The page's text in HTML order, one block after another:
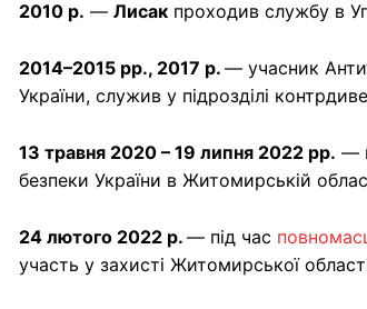
2010 р. — Лисак проходив службу в
2014–2015 рр., 2017 р. — учасник
України, служив у підрозділі
13 травня 2020 – 19 липня 2022 рр. —
безпеки України в Житомирській
24 лютого 2022 р. — під час
участь у захисті Житомирської